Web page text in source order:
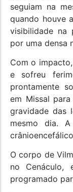
seguiam na
quando houve
visibilidade na
por uma densa
Com o
e sofreu
prontamente
em Missal
gravidade das
mesmo dia.
O corpo de
no Cenáculo,
programado